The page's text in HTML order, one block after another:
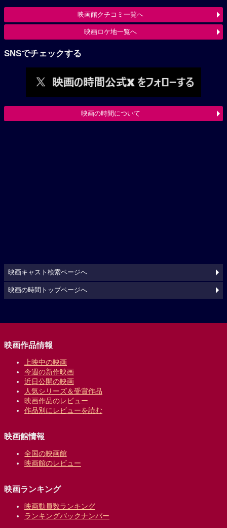
映画館クチコミ一覧へ
映画ロケ地一覧へ
SNSでチェックする
映画の時間について
映画キャスト検索ページへ
映画の時間トップページへ
映画作品情報
上映中の映画
今週の新作映画
近日公開の映画
人気シリーズ＆受賞作品
映画作品のレビュー
作品別にレビューを読む
映画館情報
全国の映画館
映画館のレビュー
映画ランキング
映画動員数ランキング
ランキングバックナンバー